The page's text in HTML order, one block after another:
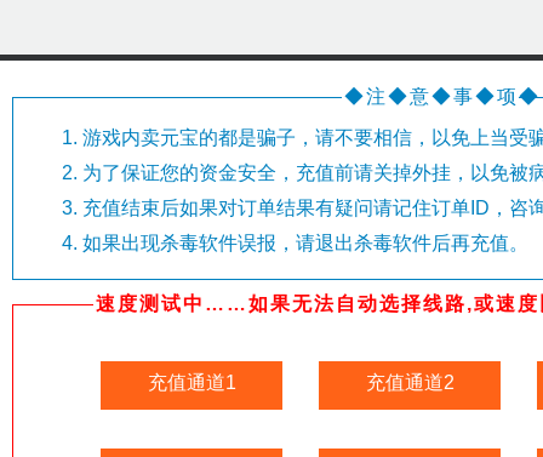
◆注◆意◆事◆项◆
游戏内卖元宝的都是骗子，请不要相信，以免上当受
为了保证您的资金安全，充值前请关掉外挂，以免被
充值结束后如果对订单结果有疑问请记住订单ID，咨
如果出现杀毒软件误报，请退出杀毒软件后再充值。
速度测试中……如果无法自动选择线路,或速度
充值通道1 充值通道2